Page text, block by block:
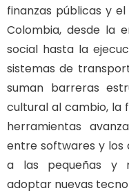
finanzas públicas y
Colombia, desde la
social hasta la
sistemas de
suman barreras
cultural al cambio, la
herramientas
entre softwares y los
a las pequeñas y
adoptar nuevas